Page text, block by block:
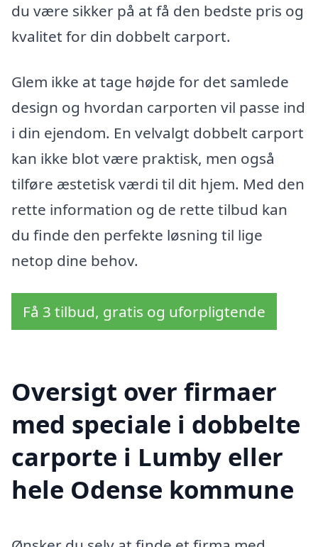
du være sikker på at få den bedste pris og
kvalitet for din dobbelt carport.
Glem ikke at tage højde for det samlede
design og hvordan carporten vil passe ind
i din ejendom. En velvalgt dobbelt carport
kan ikke blot være praktisk, men også
tilføre æstetisk værdi til dit hjem. Med den
rette information og de rette tilbud kan
du finde den perfekte løsning til lige
netop dine behov.
Få 3 tilbud, gratis og uforpligtende
Oversigt over firmaer
med speciale i dobbelte
carporte i Lumby eller
hele Odense kommune